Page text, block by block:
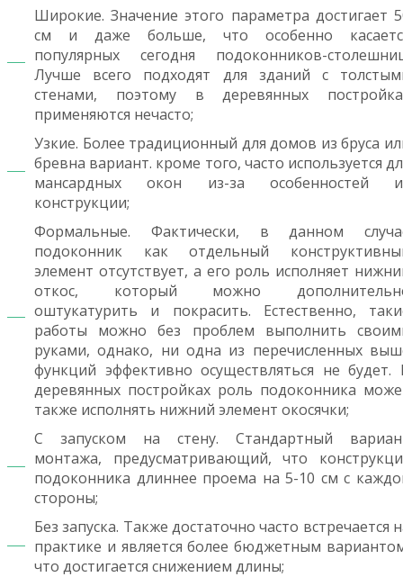
Широкие. Значение этого параметра достигает
см и даже больше, что особенно
популярных сегодня подоконников-
Лучше всего подходят для зданий с
стенами, поэтому в деревянных
применяются нечасто;
Узкие. Более традиционный для домов из бруса
бревна вариант. кроме того, часто используется
мансардных окон из-за особенностей
конструкции;
Формальные. Фактически, в данном
подоконник как отдельный
элемент отсутствует, а его роль исполняет
откос, который можно
оштукатурить и покрасить. Естественно,
работы можно без проблем выполнить
руками, однако, ни одна из перечисленных
функций эффективно осуществляться не будет.
деревянных постройках роль подоконника
также исполнять нижний элемент окосячки;
С запуском на стену. Стандартный
монтажа, предусматривающий, что
подоконника длиннее проема на 5-10 см с
стороны;
Без запуска. Также достаточно часто встречается
практике и является более бюджетным
что достигается снижением длины;